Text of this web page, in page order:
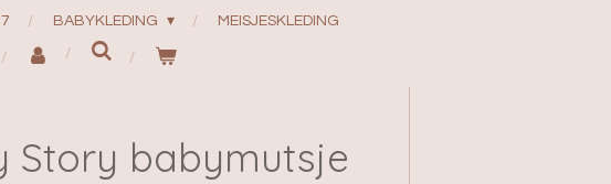
BABYKLEDING MEISJESKLEDING
Story babymutsje